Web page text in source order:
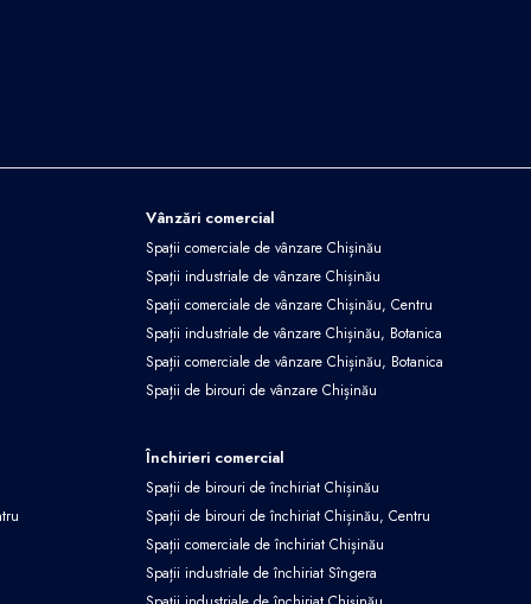
Vânzări comercial
Spații comerciale de vânzare Chișinău
Spații industriale de vânzare Chișinău
Spații comerciale de vânzare Chișinău, Centru
Spații industriale de vânzare Chișinău, Botanica
Spații comerciale de vânzare Chișinău, Botanica
Spații de birouri de vânzare Chișinău
Închirieri comercial
Spații de birouri de închiriat Chișinău
Spații de birouri de închiriat Chișinău, Centru
Spații comerciale de închiriat Chișinău
Spații industriale de închiriat Sîngera